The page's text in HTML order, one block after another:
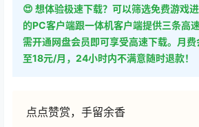
😍 想体验极速下载？可以筛选免费游戏
的PC客户端跟一体机客户端提供三条高
需开通网盘会员即可享受高速下载。月
至18元/月，24小时内不满意随时退款！
点点赞赏，手留余香